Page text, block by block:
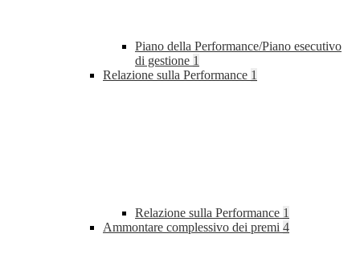
Piano della Performance/Piano esecutivo
di gestione 1
Relazione sulla Performance 1
Relazione sulla Performance 1
Ammontare complessivo dei premi 4